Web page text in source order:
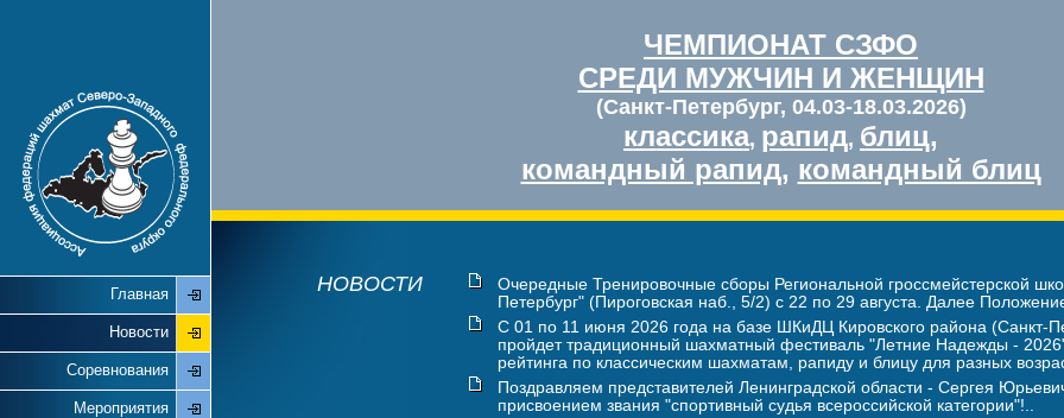
ЧЕМПИОНАТ СЗФО
СРЕДИ МУЖЧИН И ЖЕНЩИН
(Санкт-Петербург, 04.03-18.03.2026)
классика, рапид, блиц,
командный рапид, командный блиц
Главная
Новости
Соревнования
Мероприятия
НОВОСТИ
Очередные Тренировочные сборы Региональной гроссмейстерской
Петербург" (Пироговская наб., 5/2) с 22 по 29 августа. Далее
С 01 по 11 июня 2026 года на базе ШКиДЦ Кировского района (Санкт-
пройдет традиционный шахматный фестиваль "Летние Надежды -
рейтинга по классическим шахматам, рапиду и блицу для разных
Поздравляем представителей Ленинградской области - Сергея
присвоением звания "спортивный судья всероссийской категории"!..